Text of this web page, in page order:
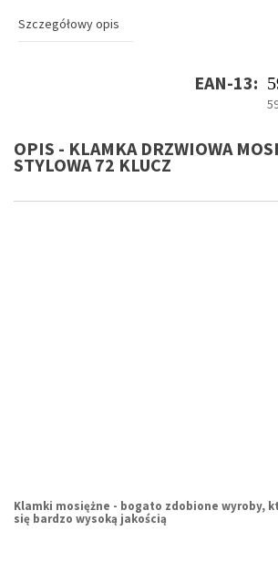
Szczegółowy opis
EAN-13:
OPIS - KLAMKA DRZWIOWA
STYLOWA 72 KLUCZ
Klamki mosiężne - bogato zdobione wyroby,
się bardzo wysoką jakością